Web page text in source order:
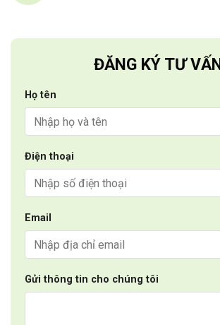
ĐĂNG KÝ TƯ VẤN
Họ tên
Điện thoại
Email
Gửi thông tin cho chúng tôi